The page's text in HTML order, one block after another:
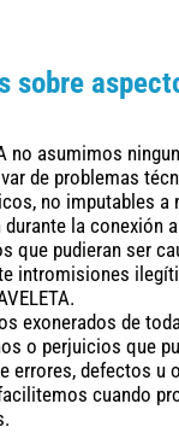
sobre
no asumimos
de problemas
no imputables a
la conexión
que pudieran ser
intromisiones
exonerados de
o perjuicios que
errores, defectos u
cuando